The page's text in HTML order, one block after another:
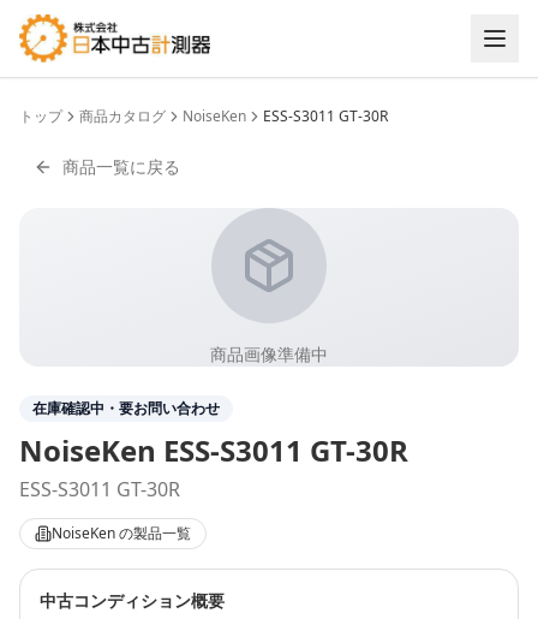
トップ 商品カタログ NoiseKen ESS-S3011 GT-30R
商品一覧に戻る
商品画像準備中
在庫確認中・要お問い合わせ
NoiseKen ESS-S3011 GT-30R
ESS-S3011 GT-30R
NoiseKenの製品一覧
中古コンディション概要